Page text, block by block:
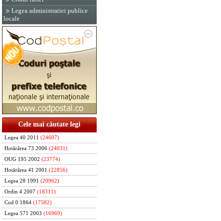
Legea administratiei publice
locale
Cele mai căutate legi
Legea 40 2011 (24607)
Hotărârea 73 2006 (24031)
OUG 195 2002 (23774)
Hotărârea 41 2001 (22856)
Legea 28 1991 (20962)
Ordin 4 2007 (18311)
Cod 0 1864 (17582)
Legea 571 2003 (16969)